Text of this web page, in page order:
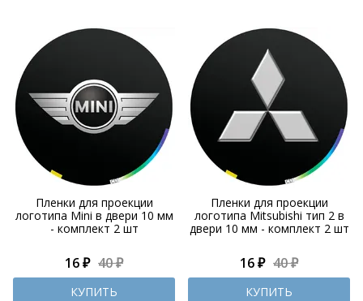
Пленки для проекции
логотипа Mini в двери 10 мм
- комплект 2 шт
16 ₽ 40 ₽
КУПИТЬ
Пленки для проекции
логотипа Mitsubishi тип 2 в
двери 10 мм - комплект 2 шт
16 ₽ 40 ₽
КУПИТЬ